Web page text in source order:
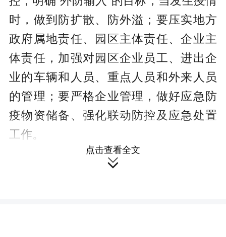
时，做到防扩散、防外溢；要压实地方
政府属地责任、园区主体责任、企业主
体责任，加强对园区企业员工、进出企
业的车辆和人员、重点人员和外来人员
的管理；要严格企业管理，做好应急防
疫物资储备、强化联动防控及应急处置
工作。
关于工业经济运行和真抓实干考核
点击查看全文
